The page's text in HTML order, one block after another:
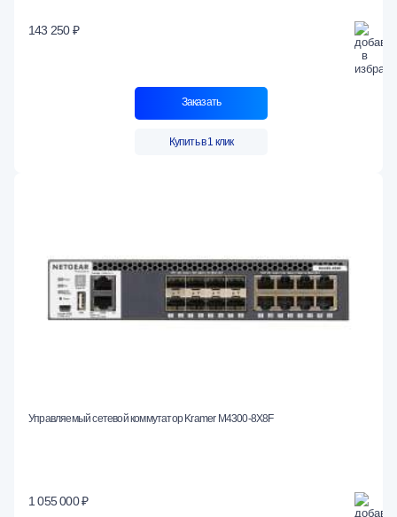
143 250 ₽
Заказать
Купить в 1 клик
Управляемый сетевой коммутатор Kramer M4300-8X8F
1 055 000 ₽